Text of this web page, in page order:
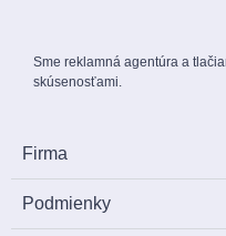
Sme reklamná agentúra a
skúsenosťami.
Firma
Podmienky